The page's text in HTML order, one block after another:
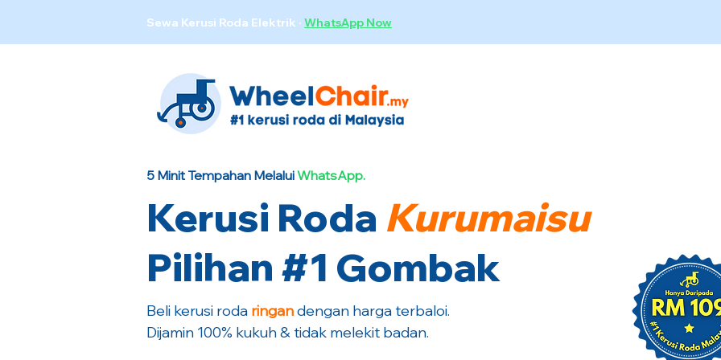
Sewa Kerusi Roda Elektrik · WhatsApp Now
5 Minit Tempahan MelaluiWhatsApp.
Pilihan #1 Gombak
Beli kerusi roda ringandengan harga terbaloi.
Dijamin 100% kukuh & tidak melekit badan.
Kerusi Roda Kurumaisu